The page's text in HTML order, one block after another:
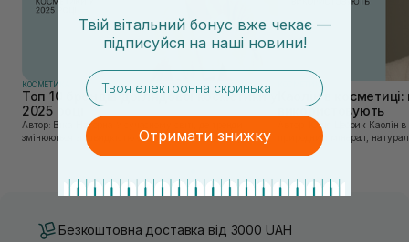
КОСМЕТИКА
Топ 10 брендів доглядової косметики у
2025 році
Автор: Віка Нагорна У сучасному світі, де тренди
змінюються зі швидкістю світла, а ринок популярної
косметики переповнений новими пропозиціями, вибір
КОСМЕТИКА
Каолін в
використовують
Автор: Юлія Цебрик Каолін в косметології – це
природний мінерал,
безліч переваг для шкіри
Безкоштовна доставка від 3000 UAH
Твій вітальний бонус вже чекає —
підписуйся на наші новини!
email
Отримати знижку